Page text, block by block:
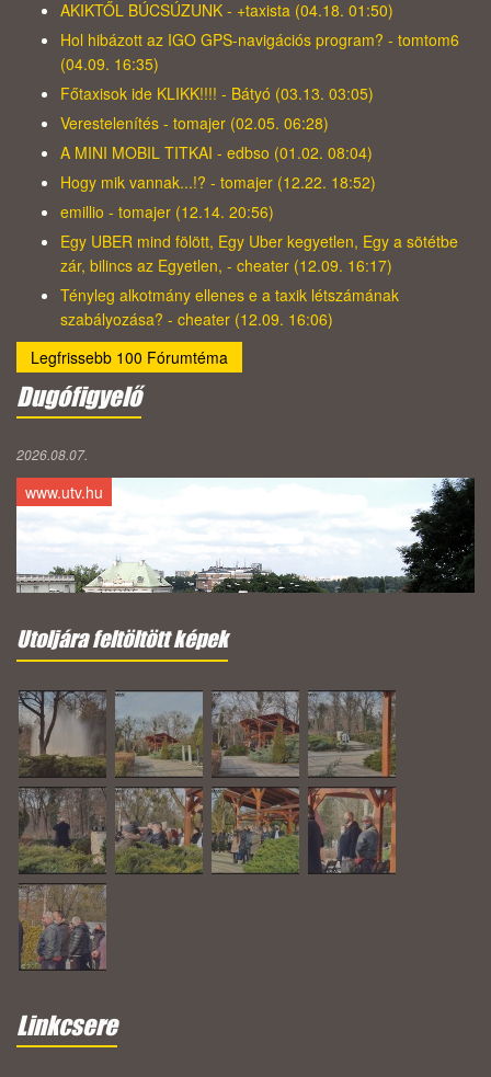
AKIKTŐL BÚCSÚZUNK - +taxista (04.18. 01:50)
Hol hibázott az IGO GPS-navigációs program? - tomtom6
(04.09. 16:35)
Főtaxisok ide KLIKK!!!! - Bátyó (03.13. 03:05)
Verestelenítés - tomajer (02.05. 06:28)
A MINI MOBIL TITKAI - edbso (01.02. 08:04)
Hogy mik vannak...!? - tomajer (12.22. 18:52)
emillio - tomajer (12.14. 20:56)
Egy UBER mind fölött, Egy Uber kegyetlen, Egy a sötétbe
zár, bilincs az Egyetlen, - cheater (12.09. 16:17)
Tényleg alkotmány ellenes e a taxik létszámának
szabályozása? - cheater (12.09. 16:06)
Legfrissebb 100 Fórumtéma
Dugófigyelő
2026.08.07.
www.utv.hu
Utoljára feltöltött képek
Linkcsere